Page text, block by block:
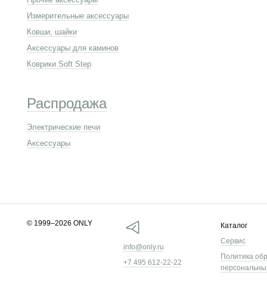
Измерительные аксессуары
Ковши, шайки
Аксессуары для каминов
Коврики Soft Step
Распродажа
Электрические печи
Аксессуары
© 1999–2026 ONLY
info@only.ru
+7 495 612-22-22
Каталог
Сервис
Политика